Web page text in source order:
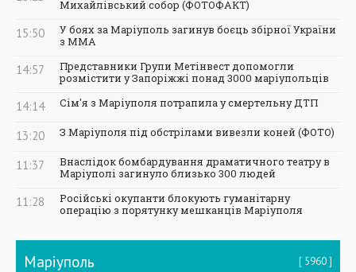
Михайлівський собор (ФОТОФАКТ)
15:50
У боях за Маріуполь загинув боєць збірної України
з ММА
14:57
Представники Групи Метінвест допомогли
розмістити у Запоріжжі понад 3000 маріупольців
14:14 Сім'я з Маріуполя потрапила у смертельну ДТП
13:20 З Маріуполя під обстрілами вивезли коней (ФОТО)
11:37
Внаслідок бомбардування драматичного театру в
Маріуполі загинуло близько 300 людей
11:28
Російські окупанти блокують гуманітарну
операцію з порятунку мешканців Маріуполя
Маріуполь 5960